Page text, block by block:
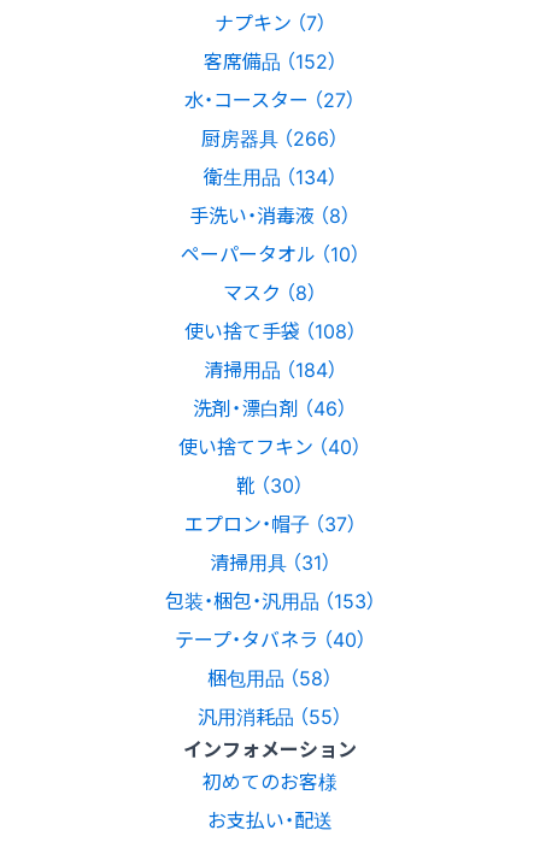
ナプキン （7）
客席備品 （152）
水・コースター （27）
厨房器具 （266）
衛生用品 （134）
手洗い・消毒液 （8）
ペーパータオル （10）
マスク （8）
使い捨て手袋 （108）
清掃用品 （184）
洗剤・漂白剤 （46）
使い捨てフキン （40）
靴 （30）
エプロン・帽子 （37）
清掃用具 （31）
包装・梱包・汎用品 （153）
テープ・タバネラ （40）
梱包用品 （58）
汎用消耗品 （55）
インフォメーション
初めてのお客様
お支払い・配送